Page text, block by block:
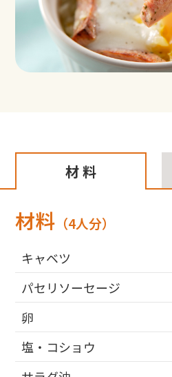
材 料
材料 （4人分）
キャベツ
パセリソーセージ
卵
塩・コショウ